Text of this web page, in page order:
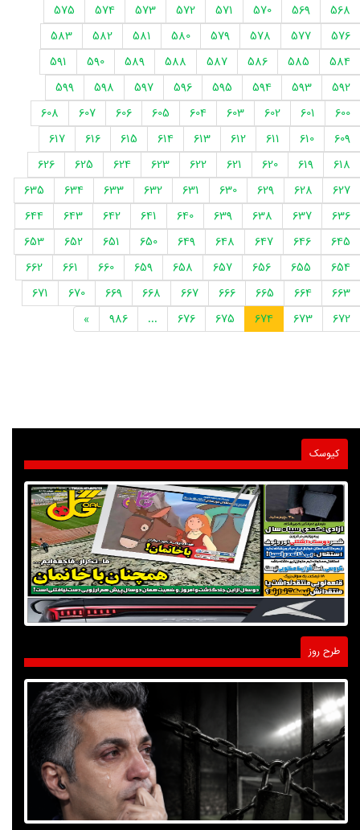
568
569
570
571
572
573
574
575
576
577
578
579
580
581
582
583
584
585
586
587
588
589
590
591
592
593
594
595
596
597
598
599
600
601
602
603
604
605
606
607
608
609
610
611
612
613
614
615
616
617
618
619
620
621
622
623
624
625
626
627
628
629
630
631
632
633
634
635
636
637
638
639
640
641
642
643
644
645
646
647
648
649
650
651
652
653
654
655
656
657
658
659
660
661
662
663
664
665
666
667
668
669
670
671
672
673
674
675
676
...
986
»
کیوسک
طرح روز